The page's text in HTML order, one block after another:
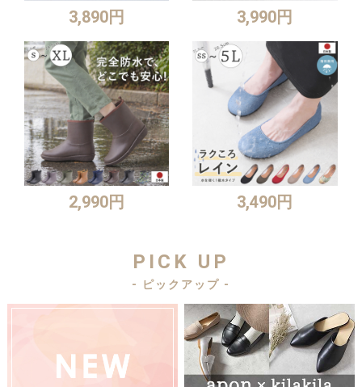
3,890円 3,990円
2,990円 3,490円
PICK UP
- ピックアップ -